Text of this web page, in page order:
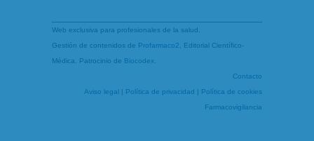
Web exclusiva para profesionales de la salud.
Gestión de contenidos de Profarmaco2 , Editorial Científico-
Médica. Patrocinio de Biocodex
Contacto
Aviso legal | Política de privacidad | Política de cookies
Farmacovigilancia